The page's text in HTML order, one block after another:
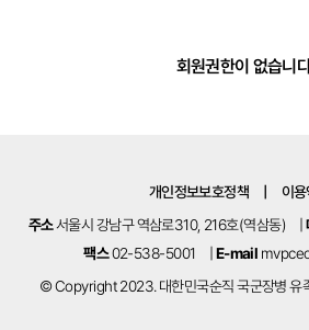
기부금 회원가입
회원권한이 없습니
개인정보보호정책
이
주소서울시 강남구 역삼로310, 216호(역삼동) |
팩스02-538-5001 E-mail
© Copyright 2023. 대한민국순직 국군장병 유